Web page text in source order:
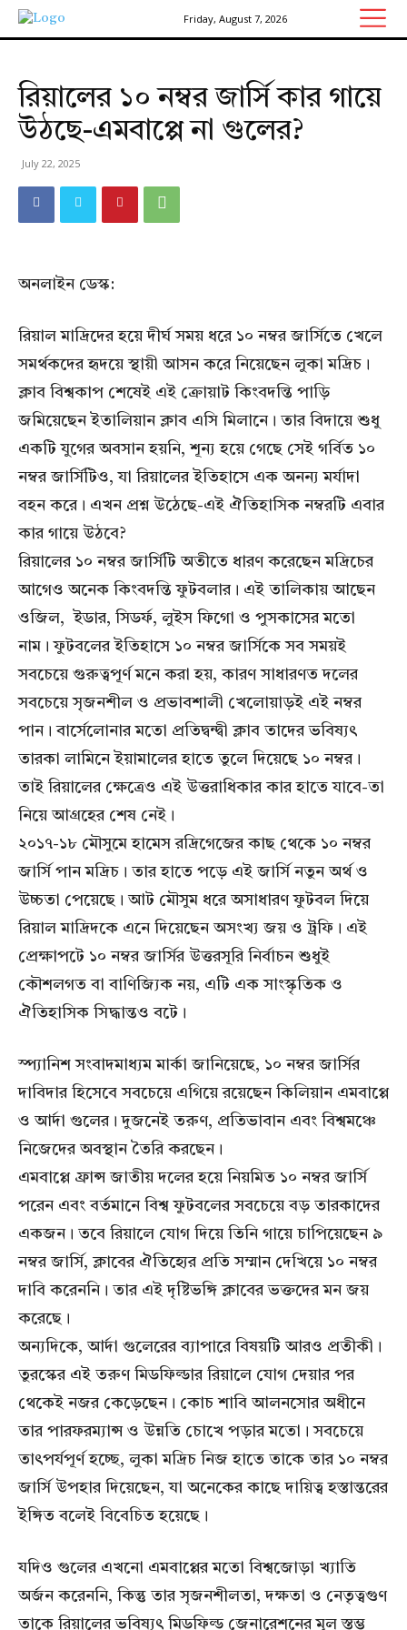
Friday, August 7, 2026
রিয়ালের ১০ নম্বর জার্সি কার গায়ে
উঠছে-এমবাপ্পে না গুলের?
July 22, 2025
অনলাইন ডেস্ক:
রিয়াল মাদ্রিদের হয়ে দীর্ঘ সময় ধরে ১০ নম্বর জার্সিতে খেলে
সমর্থকদের হৃদয়ে স্থায়ী আসন করে নিয়েছেন লুকা মদ্রিচ।
ক্লাব বিশ্বকাপ শেষেই এই ক্রোয়াট কিংবদন্তি পাড়ি
জমিয়েছেন ইতালিয়ান ক্লাব এসি মিলানে। তার বিদায়ে শুধু
একটি যুগের অবসান হয়নি, শূন্য হয়ে গেছে সেই গর্বিত ১০
নম্বর জার্সিটিও, যা রিয়ালের ইতিহাসে এক অনন্য মর্যাদা
বহন করে। এখন প্রশ্ন উঠেছে-এই ঐতিহাসিক নম্বরটি এবার
কার গায়ে উঠবে?
রিয়ালের ১০ নম্বর জার্সিটি অতীতে ধারণ করেছেন মদ্রিচের
আগেও অনেক কিংবদন্তি ফুটবলার। এই তালিকায় আছেন
ওজিল, ইডার, সিডর্ফ, লুইস ফিগো ও পুসকাসের মতো
নাম। ফুটবলের ইতিহাসে ১০ নম্বর জার্সিকে সব সময়ই
সবচেয়ে গুরুত্বপূর্ণ মনে করা হয়, কারণ সাধারণত দলের
সবচেয়ে সৃজনশীল ও প্রভাবশালী খেলোয়াড়ই এই নম্বর
পান। বার্সেলোনার মতো প্রতিদ্বন্দ্বী ক্লাব তাদের ভবিষ্যৎ
তারকা লামিনে ইয়ামালের হাতে তুলে দিয়েছে ১০ নম্বর।
তাই রিয়ালের ক্ষেত্রেও এই উত্তরাধিকার কার হাতে যাবে-তা
নিয়ে আগ্রহের শেষ নেই।
২০১৭-১৮ মৌসুমে হামেস রদ্রিগেজের কাছ থেকে ১০ নম্বর
জার্সি পান মদ্রিচ। তার হাতে পড়ে এই জার্সি নতুন অর্থ ও
উচ্চতা পেয়েছে। আট মৌসুম ধরে অসাধারণ ফুটবল দিয়ে
রিয়াল মাদ্রিদকে এনে দিয়েছেন অসংখ্য জয় ও ট্রফি। এই
প্রেক্ষাপটে ১০ নম্বর জার্সির উত্তরসূরি নির্বাচন শুধুই
কৌশলগত বা বাণিজ্যিক নয়, এটি এক সাংস্কৃতিক ও
ঐতিহাসিক সিদ্ধান্তও বটে।
স্প্যানিশ সংবাদমাধ্যম মার্কা জানিয়েছে, ১০ নম্বর জার্সির
দাবিদার হিসেবে সবচেয়ে এগিয়ে রয়েছেন কিলিয়ান এমবাপ্পে
ও আর্দা গুলের। দুজনেই তরুণ, প্রতিভাবান এবং বিশ্বমঞ্চে
নিজেদের অবস্থান তৈরি করছেন।
এমবাপ্পে ফ্রান্স জাতীয় দলের হয়ে নিয়মিত ১০ নম্বর জার্সি
পরেন এবং বর্তমানে বিশ্ব ফুটবলের সবচেয়ে বড় তারকাদের
একজন। তবে রিয়ালে যোগ দিয়ে তিনি গায়ে চাপিয়েছেন ৯
নম্বর জার্সি, ক্লাবের ঐতিহ্যের প্রতি সম্মান দেখিয়ে ১০ নম্বর
দাবি করেননি। তার এই দৃষ্টিভঙ্গি ক্লাবের ভক্তদের মন জয়
করেছে।
অন্যদিকে, আর্দা গুলেরের ব্যাপারে বিষয়টি আরও প্রতীকী।
তুরস্কের এই তরুণ মিডফিল্ডার রিয়ালে যোগ দেয়ার পর
থেকেই নজর কেড়েছেন। কোচ শাবি আলনসোর অধীনে
তার পারফরম্যান্স ও উন্নতি চোখে পড়ার মতো। সবচেয়ে
তাৎপর্যপূর্ণ হচ্ছে, লুকা মদ্রিচ নিজ হাতে তাকে তার ১০ নম্বর
জার্সি উপহার দিয়েছেন, যা অনেকের কাছে দায়িত্ব হস্তান্তরের
ইঙ্গিত বলেই বিবেচিত হয়েছে।
যদিও গুলের এখনো এমবাপ্পের মতো বিশ্বজোড়া খ্যাতি
অর্জন করেননি, কিন্তু তার সৃজনশীলতা, দক্ষতা ও নেতৃত্বগুণ
তাকে রিয়ালের ভবিষ্যৎ মিডফিল্ড জেনারেশনের মূল স্তম্ভ